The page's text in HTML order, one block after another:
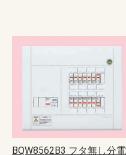
BQW8562B3 フタ無し分電